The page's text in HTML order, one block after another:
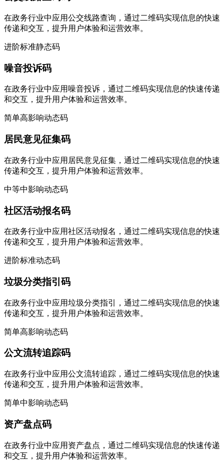
在政务行业中应用公交线路查询，通过二维码实现信息的快速
传递和交互，提升用户体验和运营效率。
进阶标准静态码
噪音投诉码
在政务行业中应用噪音投诉，通过二维码实现信息的快速传递
和交互，提升用户体验和运营效率。
简单高影响动态码
居民意见征集码
在政务行业中应用居民意见征集，通过二维码实现信息的快速
传递和交互，提升用户体验和运营效率。
中等中影响动态码
社区活动报名码
在政务行业中应用社区活动报名，通过二维码实现信息的快速
传递和交互，提升用户体验和运营效率。
进阶标准动态码
垃圾分类指引码
在政务行业中应用垃圾分类指引，通过二维码实现信息的快速
传递和交互，提升用户体验和运营效率。
简单高影响动态码
公文流转追踪码
在政务行业中应用公文流转追踪，通过二维码实现信息的快速
传递和交互，提升用户体验和运营效率。
简单中影响动态码
资产盘点码
在政务行业中应用资产盘点，通过二维码实现信息的快速传递
和交互，提升用户体验和运营效率。